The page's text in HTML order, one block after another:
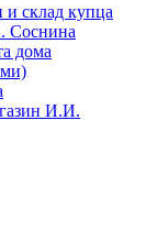
и склад купца
Соснина
дома
И.И.